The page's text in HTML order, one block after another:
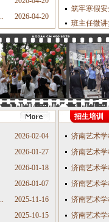
2026-04-20
筑牢寒假
班主任微
2026-02-04
2026-01-27
2026-01-18
2026-01-07
2025-11-16
2025-10-15
招生培训
济南艺术
济南艺术
济南艺术
济南艺术
济南艺术
济南艺术